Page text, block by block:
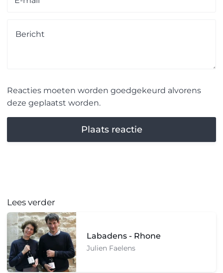
Reacties moeten worden goedgekeurd alvorens
deze geplaatst worden.
Lees verder
Labadens - Rhone
Julien Faelens